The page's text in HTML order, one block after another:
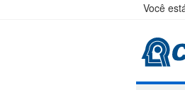
Você